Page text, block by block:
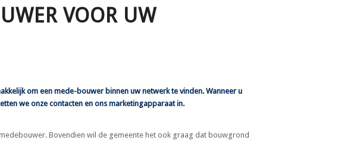
VOOR UW
om een mede-bouwer binnen uw netwerk te vinden. Wanneer u
we onze contacten en ons marketingapparaat in.
Bovendien wil de gemeente het ook graag dat bouwgrond